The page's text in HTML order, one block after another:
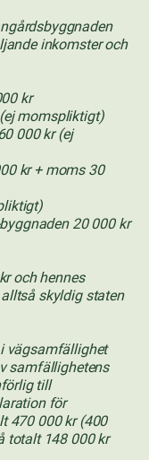
inkomster och
kr
momspliktigt)
000 kr (ej
kr + moms 30
20 000 kr
och hennes
skyldig staten
vägsamfällighet
samfällighetens
till
för
470 000 kr (400
totalt 148 000 kr